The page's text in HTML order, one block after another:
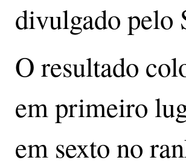
divulgado pelo
O resultado
em primeiro
em sexto no